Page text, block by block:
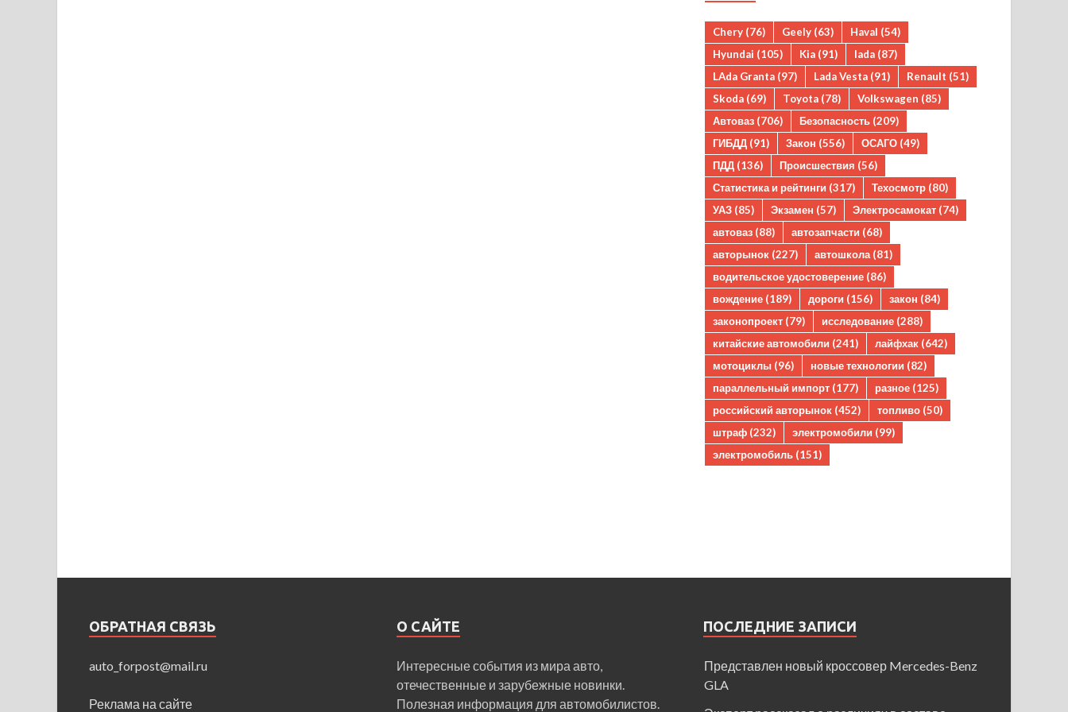
Chery (76) Geely (63) Haval (54)
Hyundai (105) Kia (91) lada (87)
LAda Granta (97) Lada Vesta (91) Renault (51)
Skoda (69) Toyota (78) Volkswagen (85)
Автоваз (706) Безопасность (209)
ГИБДД (91) Закон (556) ОСАГО (49)
ПДД (136) Происшествия (56)
Статистика и рейтинги (317) Техосмотр (80)
УАЗ (85) Экзамен (57) Электросамокат (74)
автоваз (88) автозапчасти (68)
авторынок (227) автошкола (81)
водительское удостоверение (86)
вождение (189) дороги (156) закон (84)
законопроект (79) исследование (288)
китайские автомобили (241) лайфхак (642)
мотоциклы (96) новые технологии (82)
параллельный импорт (177) разное (125)
российский авторынок (452) топливо (50)
штраф (232) электромобили (99)
электромобиль (151)
ОБРАТНАЯ СВЯЗЬ
auto_forpost@mail.ru
Реклама на сайте
О САЙТЕ
Интересные события из мира авто,
отечественные и зарубежные новинки.
Полезная информация для автомобилистов.
ПОСЛЕДНИЕ ЗАПИСИ
Представлен новый кроссовер Mercedes-Benz
GLA